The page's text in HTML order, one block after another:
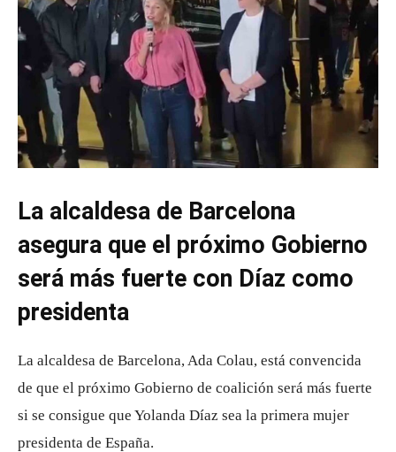
La alcaldesa de Barcelona
asegura que el próximo Gobierno
será más fuerte con Díaz como
presidenta
La alcaldesa de Barcelona, Ada Colau, está convencida
de que el próximo Gobierno de coalición será más fuerte
si se consigue que Yolanda Díaz sea la primera mujer
presidenta de España.